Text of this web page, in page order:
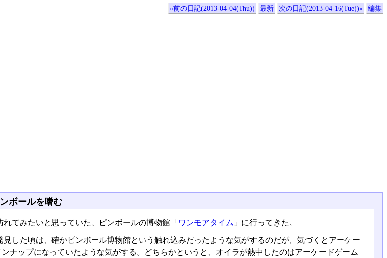
«前の日記(2013-04-04(Thu)) 最新 次の日記(2013-04-16(Tue))» 編集
ボールを嗜む
れてみたいと思っていた、ピンボールの博物館「 ワンモアタイム 」に行ってきた。
見した頃は、確かピンボール博物館という触れ込みだったような気がするのだが、気づくとアーケー
ンナップになっていたような気がする。どちらかというと、オイラが熱中したのはアーケードゲーム